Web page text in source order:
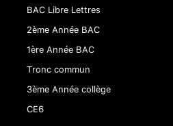
BAC Libre Lettres
2ème Année BAC
1ère Année BAC
Tronc commun
3ème Année collège
CE6